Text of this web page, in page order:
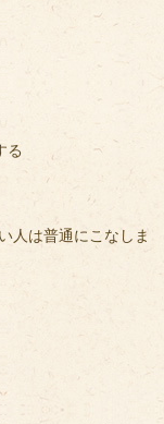
る
人は普通にこなしま